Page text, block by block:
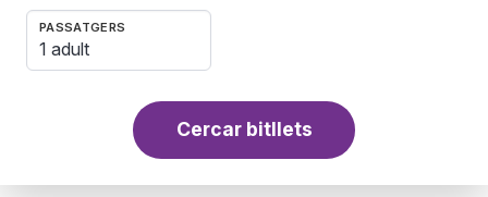
PASSATGERS
1 adult
Cercar bitllets